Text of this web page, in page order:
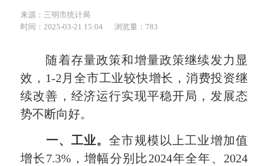
来源：三明市统计局
时间：2025-03-21 15:04
浏览量：783
随着存量政策和增量政策继续发力显
效，1-2月全市工业较快增长，消费投资继
续改善，经济运行实现平稳开局，发展态
势不断向好。
一、 工业。全市规模以上工业增加值
增长7.3%，增幅分别比2024年全年、2024